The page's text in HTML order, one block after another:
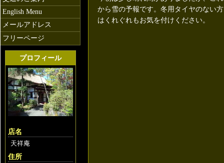
から雪の予報です。冬用タイヤのない方
はくれぐれもお気を付けください。
English Menu
メールアドレス
フリーページ
プロフィール
店名
天祥庵
住所